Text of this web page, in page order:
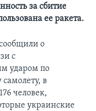
за сбитие
ее ракета.
о
с
ударом по
в
человек,
украинские